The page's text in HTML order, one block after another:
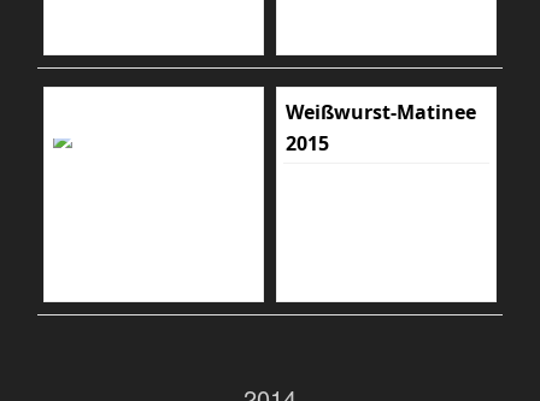
Weißwurst-Matinee
2015